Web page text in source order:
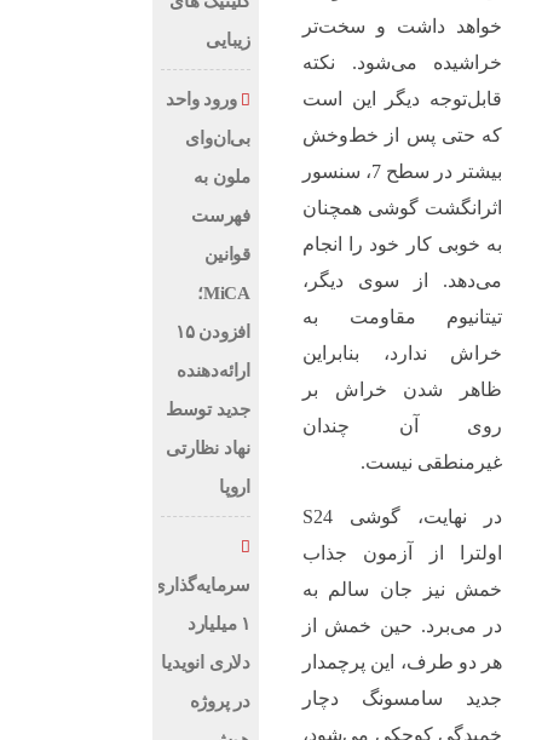
خواهد داشت و سخت‌تر
خراشیده می‌شود. نکته
قابل‌توجه دیگر این است
که حتی پس از خط‌وخش
بیشتر در سطح 7، سنسور
اثرانگشت گوشی همچنان
به خوبی کار خود را انجام
می‌دهد. از سوی دیگر،
تیتانیوم مقاومت به
خراش ندارد، بنابراین
ظاهر شدن خراش بر
روی آن چندان
غیرمنطقی نیست.
در نهایت، گوشی S24
اولترا از آزمون جذاب
خمش نیز جان سالم به
در می‌برد. حین خمش از
هر دو طرف، این پرچمدار
جدید سامسونگ دچار
خمیدگی کوچکی می‌شود،
زیبایی
ورود واحد
بی‌ان‌وای
ملون به
فهرست
قوانین
MiCA؛
افزودن ۱۵
ارائه‌دهنده
جدید توسط
نهاد نظارتی
اروپا
سرمایه‌گذاری
۱ میلیارد
دلاری انویدیا
در پروژه